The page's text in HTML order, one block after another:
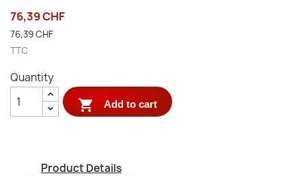
76,39 CHF
76,39 CHF
TTC
Quantity
 Add to cart
Product Details